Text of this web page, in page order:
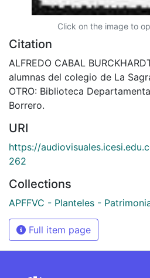
Click on the image to
Citation
ALFREDO CABAL
alumnas del colegio de La
OTRO: Biblioteca
Borrero.
URI
https://
262
Collections
APFFVC - Planteles -
Full item page